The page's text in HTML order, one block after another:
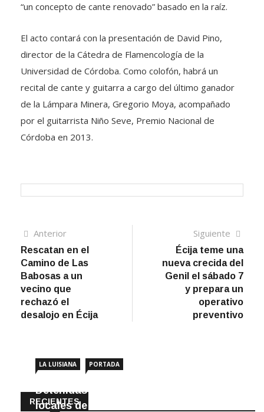
“un concepto de cante renovado” basado en la raíz.
El acto contará con la presentación de David Pino,
director de la Cátedra de Flamencología de la
Universidad de Córdoba. Como colofón, habrá un
recital de cante y guitarra a cargo del último ganador
de la Lámpara Minera, Gregorio Moya, acompañado
por el guitarrista Niño Seve, Premio Nacional de
Córdoba en 2013.
Navegación
de
entradas
AnteriorArtículo
anterior
Rescatan en el
Camino de Las
Babosas a un
vecino que
rechazó el
desalojo en Écija
Siguiente
Écija teme una
nueva crecida del
Genil el sábado 7
y prepara un
operativo
preventivo
RECIENTES
LA LUISIANA PORTADA
Detenidas dos personas por robar en
locales de La Luisiana